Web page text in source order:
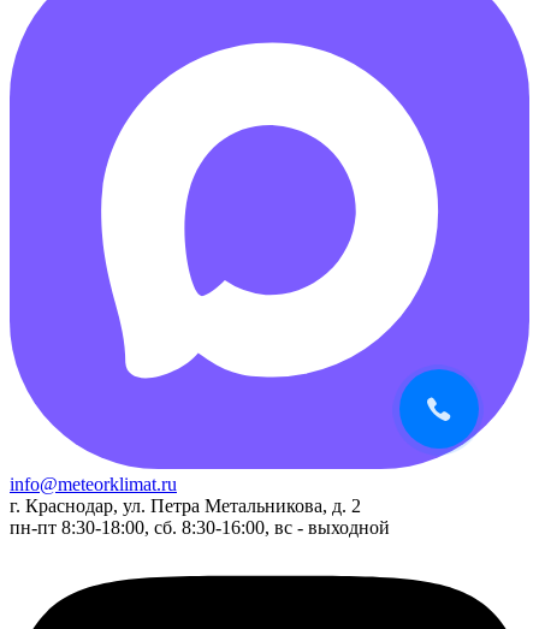
info@meteorklimat.ru
г. Краснодар, ул. Петра Метальникова, д. 2
пн-пт 8:30-18:00, сб. 8:30-16:00, вс - выходной